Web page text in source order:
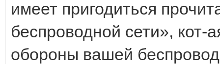
имеет пригодиться
беспроводной сети»,
обороны вашей